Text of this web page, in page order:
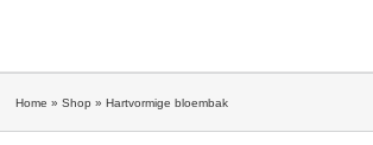
Home » Shop » Hartvormige bloembak